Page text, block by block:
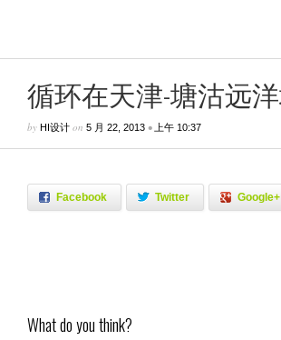
循环在天津-塘沽远
by HI设计 on 5 月 22, 2013 • 上午 10:37
Facebook Twitter Google+
What do you think?